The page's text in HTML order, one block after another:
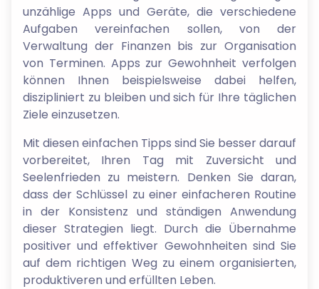
unzählige Apps und Geräte, die verschiedene
Aufgaben vereinfachen sollen, von der
Verwaltung der Finanzen bis zur Organisation
von Terminen. Apps zur Gewohnheit verfolgen
können Ihnen beispielsweise dabei helfen,
diszipliniert zu bleiben und sich für Ihre täglichen
Ziele einzusetzen.
Mit diesen einfachen Tipps sind Sie besser darauf
vorbereitet, Ihren Tag mit Zuversicht und
Seelenfrieden zu meistern. Denken Sie daran,
dass der Schlüssel zu einer einfacheren Routine
in der Konsistenz und ständigen Anwendung
dieser Strategien liegt. Durch die Übernahme
positiver und effektiver Gewohnheiten sind Sie
auf dem richtigen Weg zu einem organisierten,
produktiveren und erfüllten Leben.